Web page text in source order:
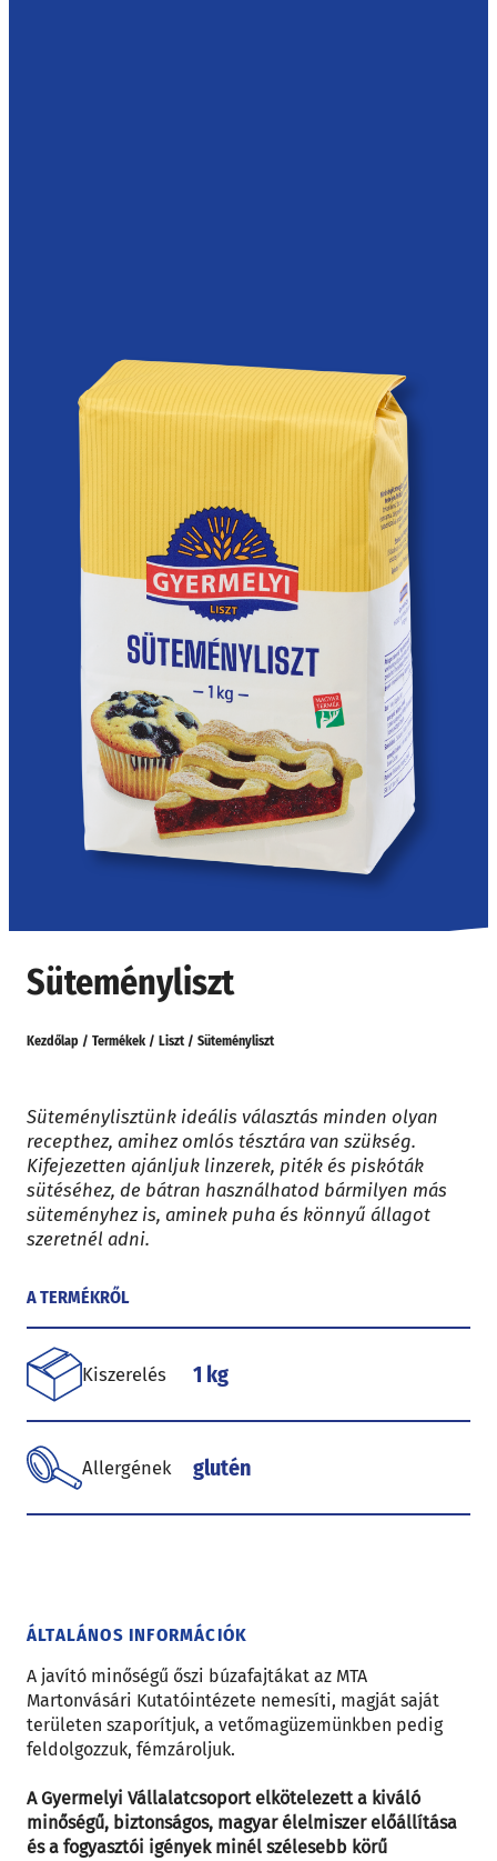
Süteményliszt
Kezdőlap / Termékek / Liszt/ Süteményliszt
Süteménylisztünk ideális választás minden olyan
recepthez, amihez omlós tésztára van szükség.
Kifejezetten ajánljuk linzerek, piték és piskóták
sütéséhez, de bátran használhatod bármilyen más
süteményhez is, aminek puha és könnyű állagot
szeretnél adni.
A TERMÉKRŐL
Kiszerelés 1 kg
Allergének glutén
ÁLTALÁNOS INFORMÁCIÓK
A javító minőségű őszi búzafajtákat az MTA
Martonvásári Kutatóintézete nemesíti, magját saját
területen szaporítjuk, a vetőmagüzemünkben pedig
feldolgozzuk, fémzároljuk.
A Gyermelyi Vállalatcsoport elkötelezett a kiváló
minőségű, biztonságos, magyar élelmiszer előállítása
és a fogyasztói igények minél szélesebb körű